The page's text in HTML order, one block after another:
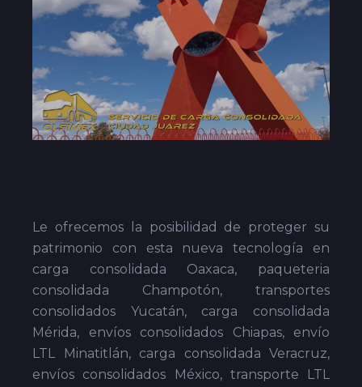
Le ofrecemos la posibilidad de proteger su
patrimonio con esta nueva tecnología en
carga consolidada Oaxaca, paqueteria
consolidada Champotón, transportes
consolidados Yucatán, carga consolidada
Mérida, envíos consolidados Chiapas, envío
LTL Minatitlán, carga consolidada Veracruz,
envíos consolidados México, transporte LTL